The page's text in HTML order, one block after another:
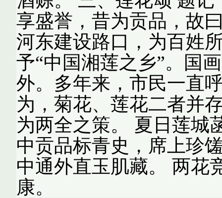
享盛誉，昔为贡品，故
河东建设路口，为百姓
予“中国湘莲之乡”。国
外。多年来，市民一直
为，菊花、莲花二者并
为两全之策。 夏日莲城
中贡品标青史，席上珍
中通外直玉肌藏。 两花
康。